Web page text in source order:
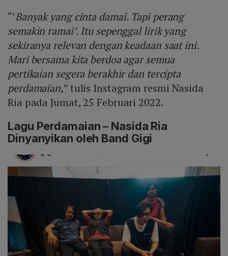
“’Banyak yang cinta damai. Tapi perang
semakin ramai’. Itu sepenggal lirik yang
sekiranya relevan dengan keadaan saat ini.
Mari bersama kita berdoa agar semua
pertikaian segera berakhir dan tercipta
perdamaian,” tulis Instagram resmi Nasida
Ria pada Jumat, 25 Februari 2022.
Lagu Perdamaian – Nasida Ria
Dinyanyikan oleh Band Gigi